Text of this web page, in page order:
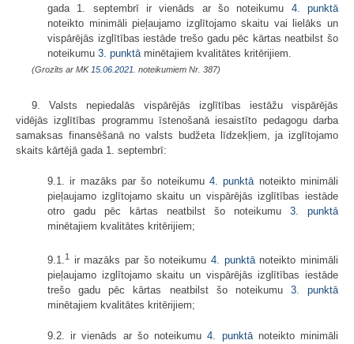
gada 1. septembrī ir vienāds ar šo noteikumu 4. punktā
noteikto minimāli pieļaujamo izglītojamo skaitu vai lielāks un
vispārējās izglītības iestāde trešo gadu pēc kārtas neatbilst šo
noteikumu 3. punktā minētajiem kvalitātes kritērijiem.
(Grozīts ar MK 15.06.2021. noteikumiem Nr. 387)
9. Valsts nepiedalās vispārējās izglītības iestāžu vispārējās
vidējās izglītības programmu īstenošanā iesaistīto pedagogu darba
samaksas finansēšanā no valsts budžeta līdzekļiem, ja izglītojamo
skaits kārtējā gada 1. septembrī:
9.1. ir mazāks par šo noteikumu 4. punktā noteikto minimāli
pieļaujamo izglītojamo skaitu un vispārējās izglītības iestāde
otro gadu pēc kārtas neatbilst šo noteikumu 3. punktā
minētajiem kvalitātes kritērijiem;
9.1.1 ir mazāks par šo noteikumu 4. punktānoteikto minimāli
pieļaujamo izglītojamo skaitu un vispārējās izglītības iestāde
trešo gadu pēc kārtas neatbilst šo noteikumu 3. punktā
minētajiem kvalitātes kritērijiem;
9.2. ir vienāds ar šo noteikumu4. punktānoteikto minimāli